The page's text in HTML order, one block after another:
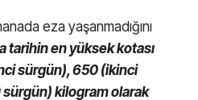
eza yaşanmadığını
tarihin en yüksek kotası
sürgün), 650 (ikinci
kilogram olarak